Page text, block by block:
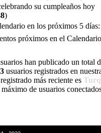
su cumpleaños hoy
)
en los próximos 5 días:
próximos en el
han publicado un total
usuarios registrados en
más reciente es
de usuarios